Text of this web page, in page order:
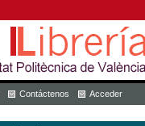
Contáctenos Acceder